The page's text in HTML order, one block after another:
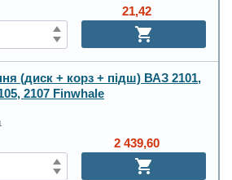
21,42
(диск + корз + підш) ВАЗ 2101,
2107 Finwhale
2 439,60